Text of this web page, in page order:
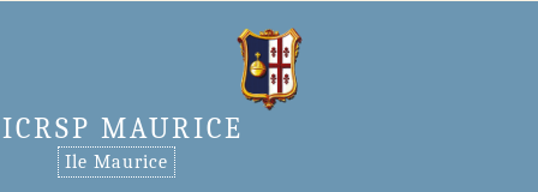
ICRSP MAURICE
Ile Maurice